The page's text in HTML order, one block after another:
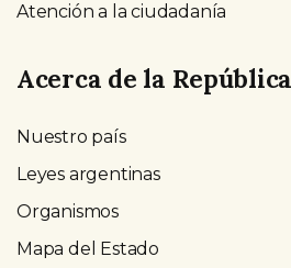
Atención a la ciudadanía
Acerca de la
Nuestro país
Leyes argentinas
Organismos
Mapa del Estado